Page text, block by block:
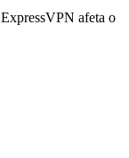
afeta o